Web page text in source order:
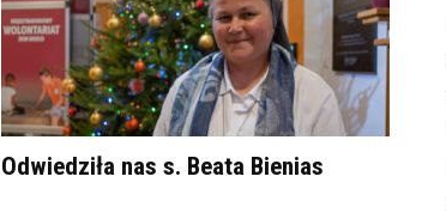
Odwiedziła nas s. Beata Bienias